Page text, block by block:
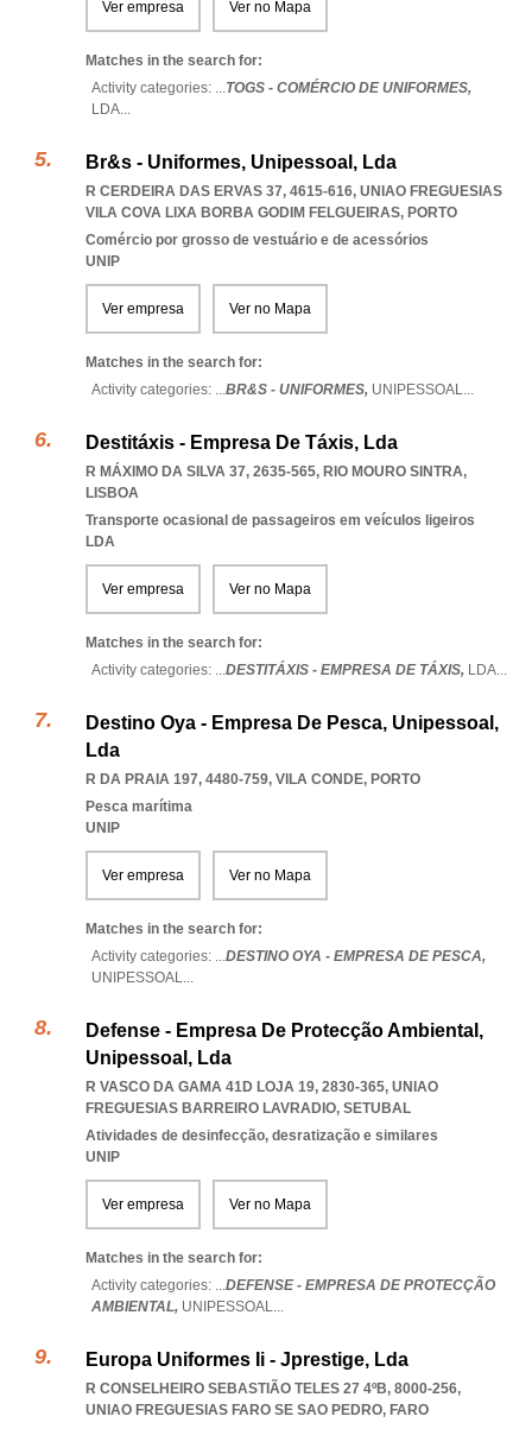
Ver empresa Ver no Mapa
Matches in the search for:
Activity categories: ...TOGS - COMÉRCIO DE UNIFORMES,
LDA...
Br&s - Uniformes, Unipessoal, Lda
R CERDEIRA DAS ERVAS 37, 4615-616, UNIAO FREGUESIAS
VILA COVA LIXA BORBA GODIM FELGUEIRAS, PORTO
Comércio por grosso de vestuário e de acessórios
UNIP
Ver empresa Ver no Mapa
Matches in the search for:
Activity categories: ...BR&S - UNIFORMES, UNIPESSOAL...
Destitáxis - Empresa De Táxis, Lda
R MÁXIMO DA SILVA 37, 2635-565, RIO MOURO SINTRA,
LISBOA
Transporte ocasional de passageiros em veículos ligeiros
LDA
Ver empresa Ver no Mapa
Matches in the search for:
Activity categories: ...DESTITÁXIS - EMPRESA DE TÁXIS, LDA...
Destino Oya - Empresa De Pesca, Unipessoal,
Lda
R DA PRAIA 197, 4480-759, VILA CONDE, PORTO
Pesca marítima
UNIP
Ver empresa Ver no Mapa
Matches in the search for:
Activity categories: ...DESTINO OYA - EMPRESA DE PESCA,
UNIPESSOAL...
Defense - Empresa De Protecção Ambiental,
Unipessoal, Lda
R VASCO DA GAMA 41D LOJA 19, 2830-365, UNIAO
FREGUESIAS BARREIRO LAVRADIO, SETUBAL
Atividades de desinfecção, desratização e similares
UNIP
Ver empresa Ver no Mapa
Matches in the search for:
Activity categories: ...DEFENSE - EMPRESA DE PROTECÇÃO
AMBIENTAL, UNIPESSOAL...
Europa Uniformes Ii - Jprestige, Lda
R CONSELHEIRO SEBASTIÃO TELES 27 4ºB, 8000-256,
UNIAO FREGUESIAS FARO SE SAO PEDRO, FARO